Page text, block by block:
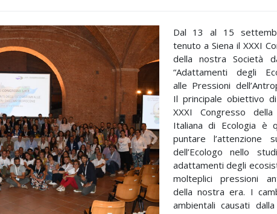
Dal 13 al 15
tenuto a Siena il XXXI
della nostra Società
“Adattamenti degli
alle Pressioni
Il principale obiettivo
XXXI Congresso della
Italiana di Ecologia è
puntare l’attenzione
dell’Ecologo nello
adattamenti degli
molteplici pressioni
della nostra era. I
ambientali causati